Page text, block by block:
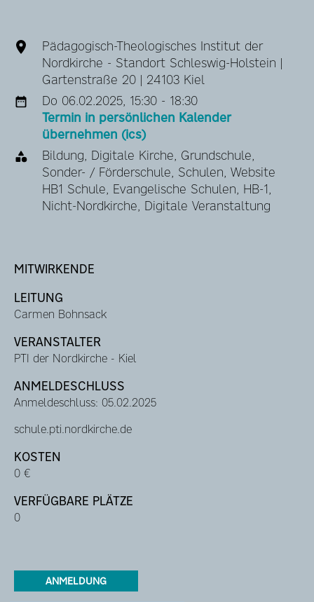
Pädagogisch-Theologisches Institut der
Nordkirche - Standort Schleswig-Holstein |
Gartenstraße 20 | 24103 Kiel
Do 06.02.2025, 15:30 - 18:30
Termin in persönlichen Kalender
übernehmen (ics)
Bildung, Digitale Kirche, Grundschule,
Sonder- / Förderschule, Schulen, Website
HB1 Schule, Evangelische Schulen, HB-1,
Nicht-Nordkirche, Digitale Veranstaltung
MITWIRKENDE
LEITUNG
Carmen Bohnsack
VERANSTALTER
PTI der Nordkirche - Kiel
ANMELDESCHLUSS
Anmeldeschluss: 05.02.2025
schule.pti.nordkirche.de
KOSTEN
0 €
VERFÜGBARE PLÄTZE
0
ANMELDUNG